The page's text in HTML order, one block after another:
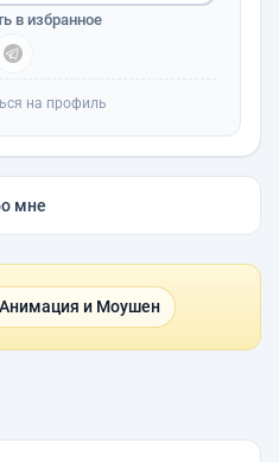
в избранное
на профиль
мне
и Моушен